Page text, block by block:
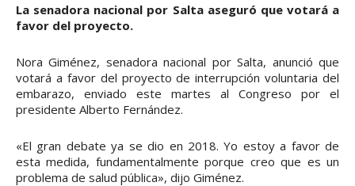
La senadora nacional por Salta aseguró que votará a
favor del proyecto.
Nora Giménez, senadora nacional por Salta, anunció que
votará a favor del proyecto de interrupción voluntaria del
embarazo, enviado este martes al Congreso por el
presidente Alberto Fernández.
«El gran debate ya se dio en 2018. Yo estoy a favor de
esta medida, fundamentalmente porque creo que es un
problema de salud pública», dijo Giménez.